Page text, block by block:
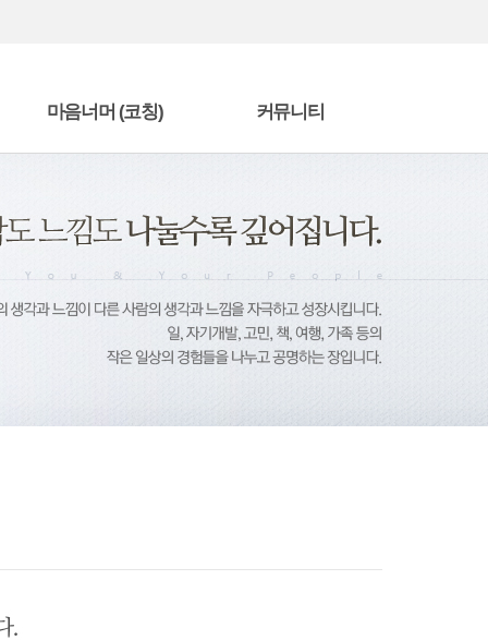
마음너머 (코칭)
책을 읽고
에니어그램 전문가 과정
상담/코칭 프로그램
커뮤니티
수강후기
방명록